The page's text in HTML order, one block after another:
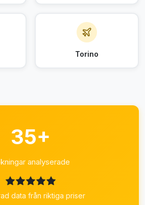
Torino
35+
analyserade
data från riktiga priser